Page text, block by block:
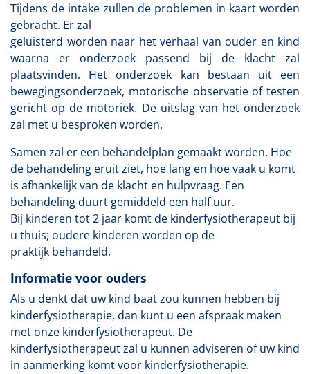
Tijdens de intake zullen de problemen in kaart worden
gebracht. Er zal
geluisterd worden naar het verhaal van ouder en kind
waarna er onderzoek passend bij de klacht zal
plaatsvinden. Het onderzoek kan bestaan uit een
bewegingsonderzoek, motorische observatie of testen
gericht op de motoriek. De uitslag van het onderzoek
zal met u besproken worden.
Samen zal er een behandelplan gemaakt worden. Hoe
de behandeling eruit ziet, hoe lang en hoe vaak u komt
is afhankelijk van de klacht en hulpvraag. Een
behandeling duurt gemiddeld een half uur.
Bij kinderen tot 2 jaar komt de kinderfysiotherapeut bij
u thuis; oudere kinderen worden op de
praktijk behandeld.
Informatie voor ouders
Als u denkt dat uw kind baat zou kunnen hebben bij
kinderfysiotherapie, dan kunt u een afspraak maken
met onze kinderfysiotherapeut. De
kinderfysiotherapeut zal u kunnen adviseren of uw kind
in aanmerking komt voor kinderfysiotherapie.